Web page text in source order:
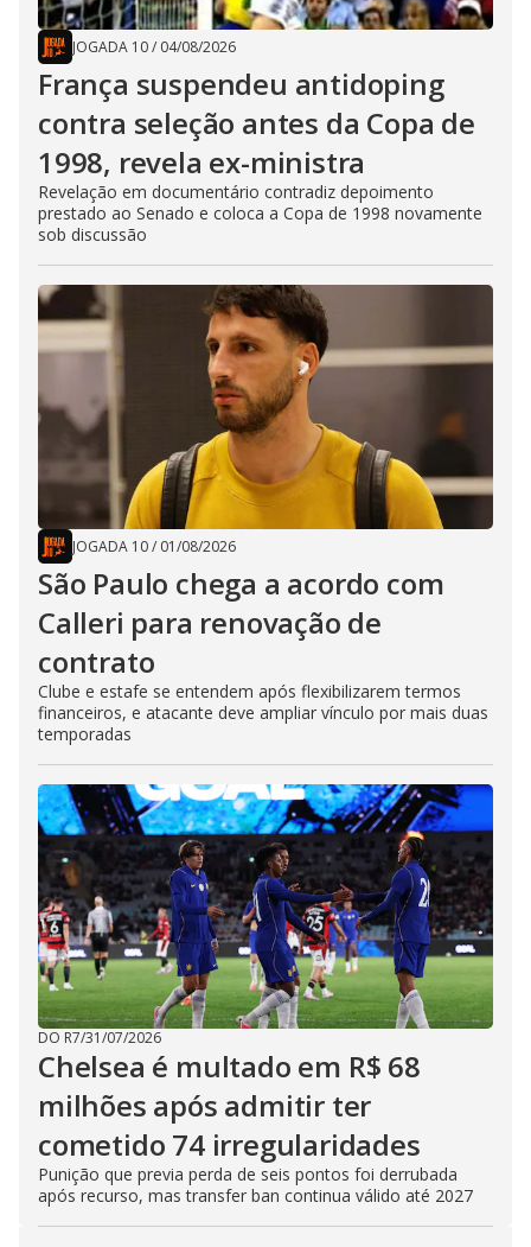
JOGADA 10/ 04/08/2026
França suspendeu antidoping
contra seleção antes da Copa de
1998, revela ex-ministra
Revelação em documentário contradiz depoimento
prestado ao Senado e coloca a Copa de 1998 novamente
sob discussão
JOGADA 10/ 01/08/2026
São Paulo chega a acordo com
Calleri para renovação de
contrato
Clube e estafe se entendem após flexibilizarem termos
financeiros, e atacante deve ampliar vínculo por mais duas
temporadas
DO R7/31/07/2026
Chelsea é multado em R$ 68
milhões após admitir ter
cometido 74 irregularidades
Punição que previa perda de seis pontos foi derrubada
após recurso, mas transfer ban continua válido até 2027